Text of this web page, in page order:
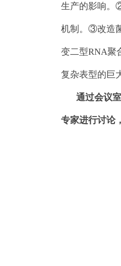
生产的影响。
机制。③改造
变二型RNA聚
复杂表型的巨
通过会议
专家进行讨论